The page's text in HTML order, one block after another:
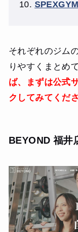
それぞれのジム
りやすくまとめ
ば、まずは公式
クしてみてくださ
BEYOND 福井